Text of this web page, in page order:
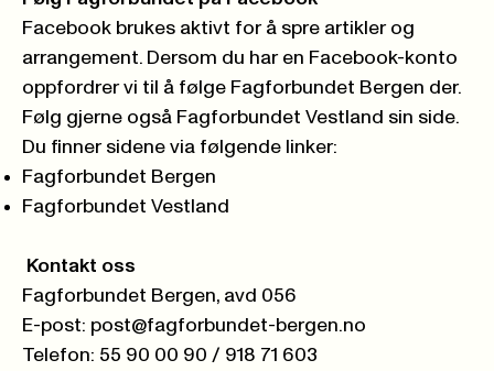
Facebook brukes aktivt for å spre artikler og
arrangement. Dersom du har en Facebook-konto
oppfordrer vi til å følge Fagforbundet Bergen der.
Følg gjerne også Fagforbundet Vestland sin side.
Du finner sidene via følgende linker:
Fagforbundet Bergen
Fagforbundet Vestland
Kontakt oss
Fagforbundet Bergen, avd 056
E-post: post@fagforbundet-bergen.no
Telefon: 55 90 00 90 / 918 71 603